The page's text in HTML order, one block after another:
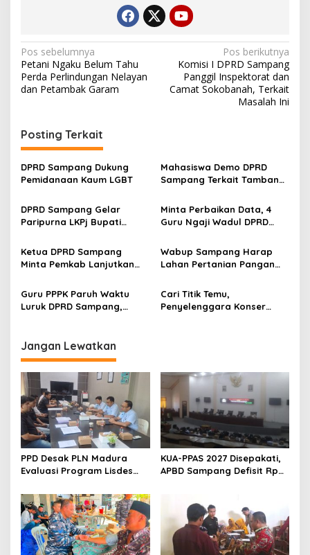
Navigasi
pos
Pos sebelumnya
Petani Ngaku Belum Tahu
Perda Perlindungan Nelayan
dan Petambak Garam
Pos berikutnya
Komisi I DPRD Sampang
Panggil Inspektorat dan
Camat Sokobanah, Terkait
Masalah Ini
Posting Terkait
DPRD Sampang Dukung
Pemidanaan Kaum LGBT
Mahasiswa Demo DPRD
Sampang Terkait Tambang
DPRD Sampang Gelar
Paripurna LKPj Bupati
Minta Perbaikan Data, 4
Guru Ngaji Wadul DPRD
Ketua DPRD Sampang
Minta Pemkab Lanjutkan
Masyarakat
Wabup Sampang Harap
Lahan Pertanian Pangan
Guru PPPK Paruh Waktu
Luruk DPRD Sampang,
Cari Titik Temu,
Penyelenggara Konser
Jangan Lewatkan
PPD Desak PLN Madura
Evaluasi Program Lisdes
KUA-PPAS 2027 Disepakati,
APBD Sampang Defisit Rp